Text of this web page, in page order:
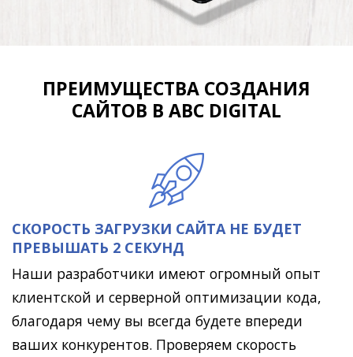
ПРЕИМУЩЕСТВА СОЗДАНИЯ
САЙТОВ В ABC DIGITAL
СКОРОСТЬ ЗАГРУЗКИ САЙТА НЕ БУДЕТ
ПРЕВЫШАТЬ 2 СЕКУНД
Наши разработчики имеют огромный опыт
клиентской и серверной оптимизации кода,
благодаря чему вы всегда будете впереди
ваших конкурентов. Проверяем скорость